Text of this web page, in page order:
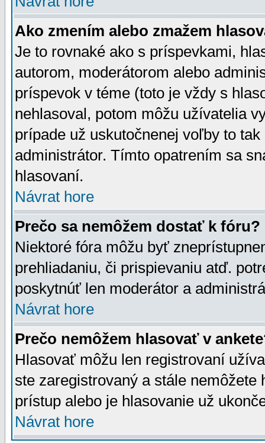
Ako zmením alebo zmažem
Je to rovnaké ako s príspevkami,
autorom, moderátorom alebo
príspevok v téme (toto je vždy s
nehlasoval, potom môžu užívatelia
prípade už uskutočnenej voľby to
administrátor. Tímto opatrením sa
hlasovaní.
Návrat hore
Prečo sa nemôžem dostať k fóru?
Niektoré fóra môžu byť
prehliadaniu, či prispievaniu atď.
poskytnúť len moderátor a
Návrat hore
Prečo nemôžem hlasovať v
Hlasovať môžu len registrovaní
ste zaregistrovaný a stále
prístup alebo je hlasovanie už
Návrat hore